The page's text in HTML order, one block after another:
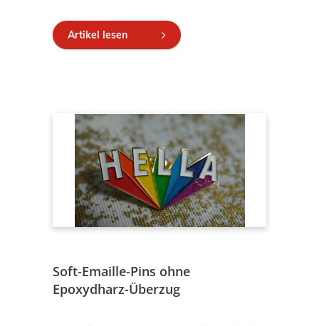
Artikel lesen
Soft-Emaille-Pins ohne
Epoxydharz-Überzug